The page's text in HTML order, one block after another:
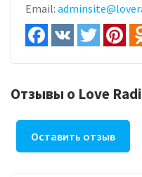
Email:
Отзывы о Love
Оставить отзыв